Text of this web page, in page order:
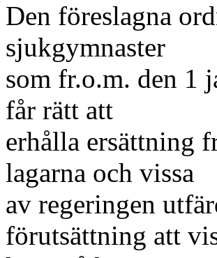
Den föreslagna
sjukgymnaster
som fr.o.m. den 1
får rätt att
erhålla ersättning
lagarna och vissa
av regeringen
förutsättning att